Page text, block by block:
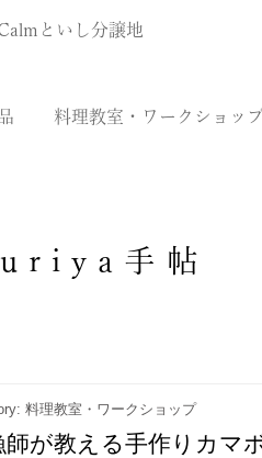
といし分譲地
料理教室・ワークショッ
手帖
料理教室・ワークショップ
師が教える手作りカマ